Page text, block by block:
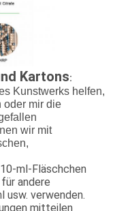
Kartons:
Kunstwerks helfen,
oder mir die
wir mit
ml-Fläschchen
andere
usw. verwenden.
mitteilen